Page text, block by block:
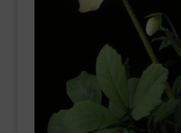
HORARIO GARDEN
___________________________
VEURE EN CATALÀ